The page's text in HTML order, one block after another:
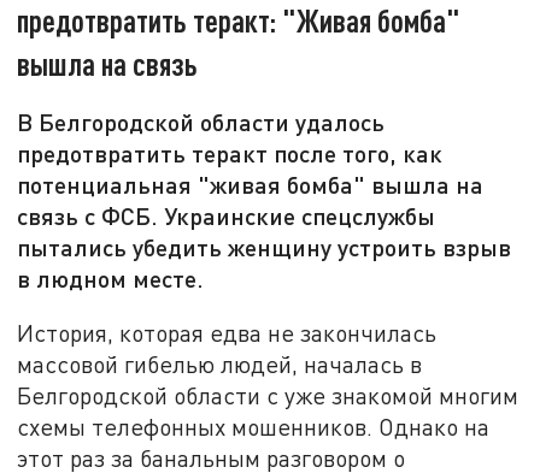
предотвратить теракт: "Живая бомба"
вышла на связь
В Белгородской области удалось
предотвратить теракт после того, как
потенциальная "живая бомба" вышла на
связь с ФСБ. Украинские спецслужбы
пытались убедить женщину устроить взрыв
в людном месте.
История, которая едва не закончилась
массовой гибелью людей, началась в
Белгородской области с уже знакомой многим
схемы телефонных мошенников. Однако на
этот раз за банальным разговором о